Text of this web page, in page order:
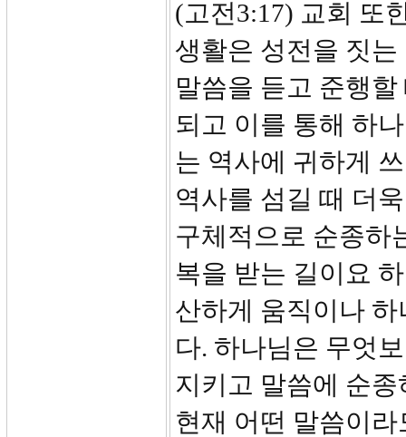
(고전3:17) 교회 또
생활은 성전을 짓
말씀을 듣고 준행
되고 이를 통해 하
는 역사에 귀하게
역사를 섬길 때 더
구체적으로 순종하
복을 받는 길이요
산하게 움직이나
다. 하나님은 무엇
지키고 말씀에 순
현재 어떤 말씀이